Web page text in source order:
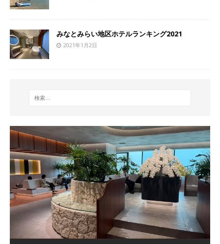
みなとみらい地区ホテルランキング2021
2021年1月2日